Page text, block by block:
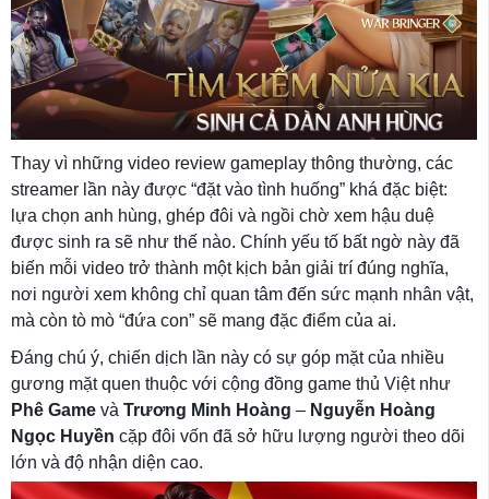
Thay vì những video review gameplay thông thường, các
streamer lần này được “đặt vào tình huống” khá đặc biệt:
lựa chọn anh hùng, ghép đôi và ngồi chờ xem hậu duệ
được sinh ra sẽ như thế nào. Chính yếu tố bất ngờ này đã
biến mỗi video trở thành một kịch bản giải trí đúng nghĩa,
nơi người xem không chỉ quan tâm đến sức mạnh nhân vật,
mà còn tò mò “đứa con” sẽ mang đặc điểm của ai.
Đáng chú ý, chiến dịch lần này có sự góp mặt của nhiều
gương mặt quen thuộc với cộng đồng game thủ Việt như
Phê Game và Trương Minh Hoàng – Nguyễn Hoàng
Ngọc Huyền cặp đôi vốn đã sở hữu lượng người theo dõi
lớn và độ nhận diện cao.